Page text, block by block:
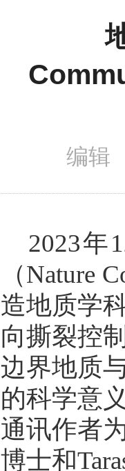
编辑
2023年
（Nature
造地质学
向撕裂控
边界地质
的科学意
通讯作者
博士和